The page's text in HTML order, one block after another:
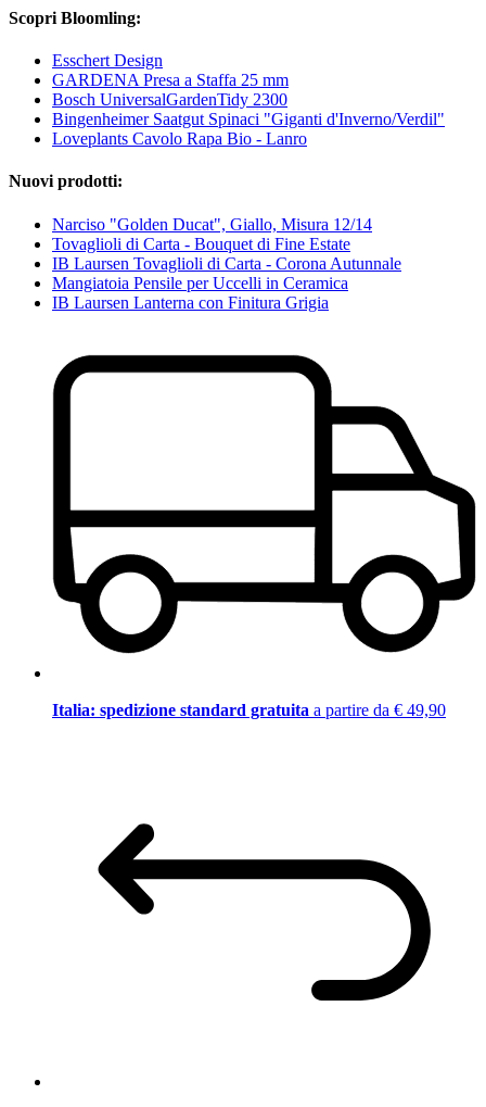
Scopri Bloomling:
Esschert Design
GARDENA Presa a Staffa 25 mm
Bosch UniversalGardenTidy 2300
Bingenheimer Saatgut Spinaci "Giganti d'Inverno/Verdil"
Loveplants Cavolo Rapa Bio - Lanro
Nuovi prodotti:
Narciso "Golden Ducat", Giallo, Misura 12/14
Tovaglioli di Carta - Bouquet di Fine Estate
IB Laursen Tovaglioli di Carta - Corona Autunnale
Mangiatoia Pensile per Uccelli in Ceramica
IB Laursen Lanterna con Finitura Grigia
Italia: spedizione standard gratuita a partire da € 49,90